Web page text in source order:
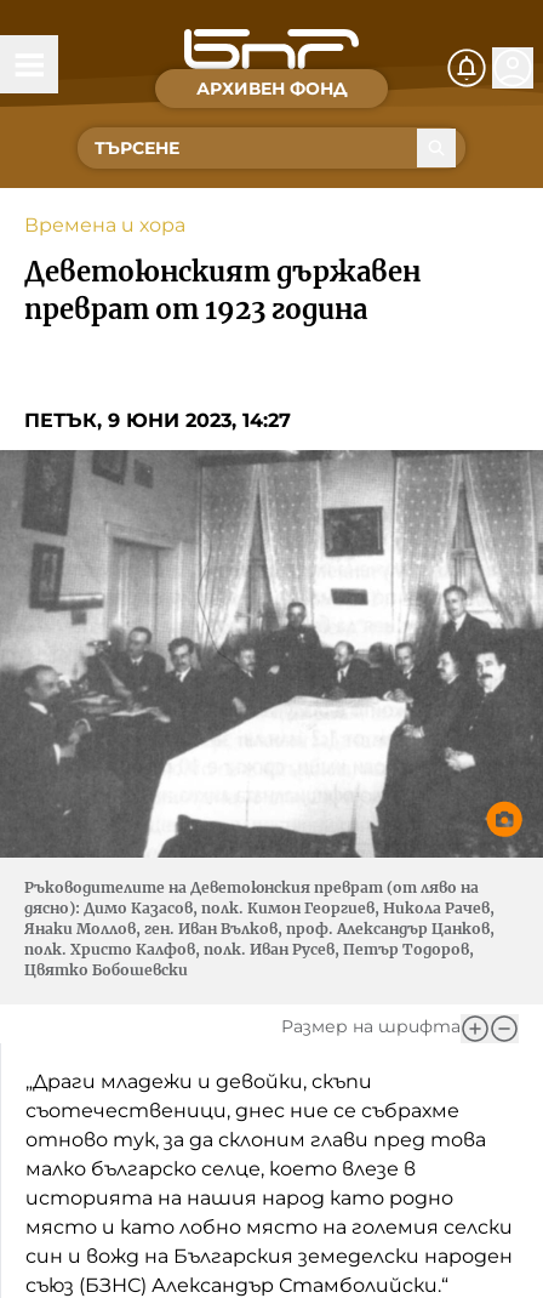
АРХИВЕН ФОНД
Времена и хора
Култура
Музика
Спорт
Съвет за електронни медии
БНР
БНР Новини
Детското.БНР
Времена и хора
Деветоюнският държавен
преврат от 1923 година
ПЕТЪК, 9 ЮНИ 2023, 14:27
Ръководителите на Деветоюнския преврат (от ляво на
дясно): Димо Казасов, полк. Кимон Георгиев, Никола Рачев,
Янаки Моллов, ген. Иван Вълков, проф. Александър Цанков,
полк. Христо Калфов, полк. Иван Русев, Петър Тодоров,
Цвятко Бобошевски
Размер на шрифта
„Драги младежи и девойки, скъпи
съотечественици, днес ние се събрахме
отново тук, за да склоним глави пред това
малко българско селце, което влезе в
историята на нашия народ като родно
място и като лобно място на големия селски
син и вожд на Българския земеделски народен
съюз (БЗНС) Александър Стамболийски.“